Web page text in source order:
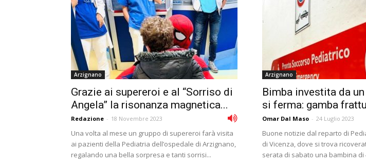
Arzignano
Grazie ai supereroi e al “Sorriso di
Angela” la risonanza magnetica...
Redazione - 18 Novembre 2023
Una volta al mese un gruppo di supereroi farà visita
ai pazienti della Pediatria dell’ospedale di Arzignano,
regalando una bella sorpresa e tanti sorrisi...
Arzignano
Bimba investita da
si ferma: gamba
Omar Dal Maso - 24 Luglio 2023
Buone notizie dal reparto di
di Vicenza, dove si trova
serata di sabato una bambina di